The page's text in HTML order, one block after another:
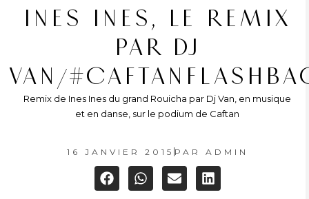
INES INES, LE REMIX
PAR DJ
VAN/
Remix de Ines Ines du grand Rouicha par Dj Van, en musique
et en danse, sur le podium de Caftan
16 JANVIER 2015 PAR ADMIN